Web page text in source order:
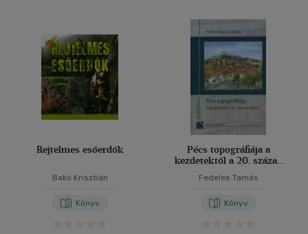
Rejtelmes esőerdők
Bakó Krisztián
Könyv
Pécs topográfiája a
kezdetektől a 20. század
Fedeles Tamás
Könyv